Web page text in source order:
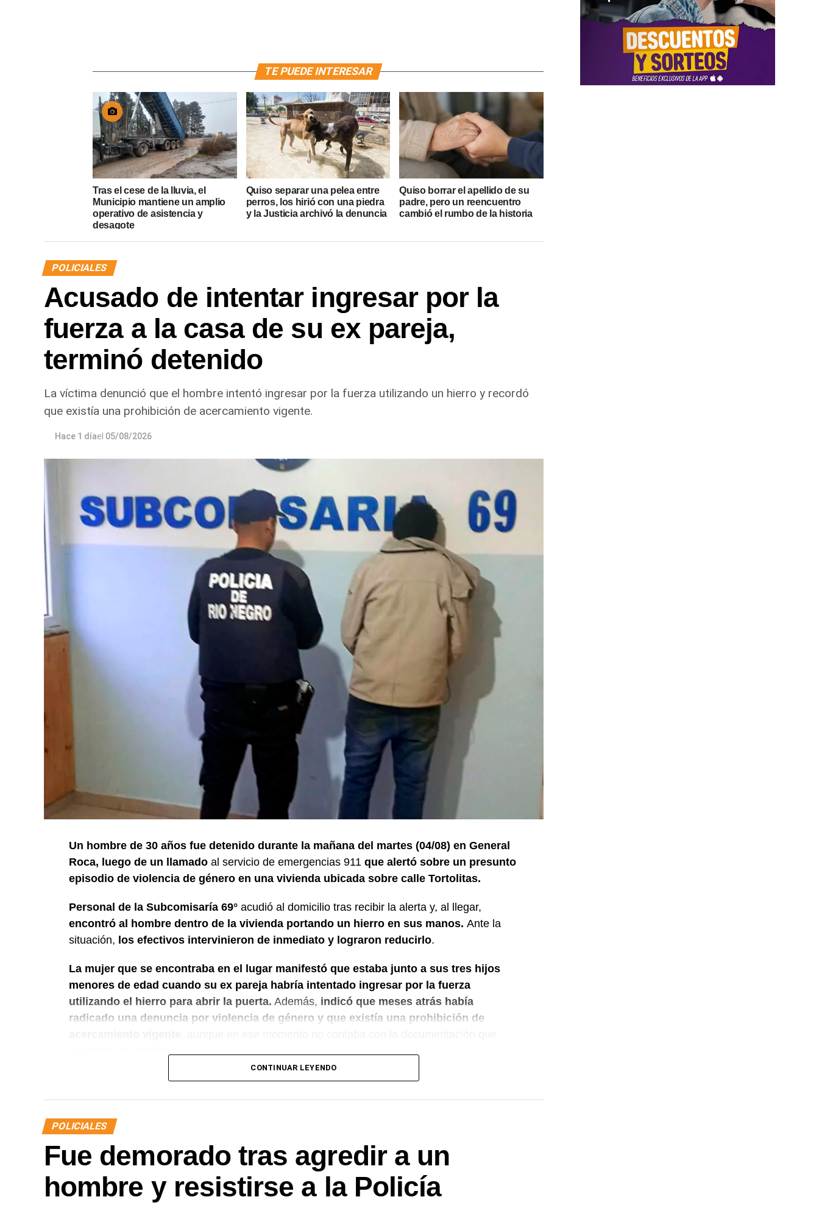
TE PUEDE INTERESAR
Tras el cese de la lluvia, el
Municipio mantiene un amplio
operativo de asistencia y
desagote
Quiso separar una pelea entre
perros, los hirió con una piedra
y la Justicia archivó la denuncia
Quiso borrar el apellido de su
padre, pero un reencuentro
cambió el rumbo de la historia
POLICIALES
Acusado de intentar ingresar por la
fuerza a la casa de su ex pareja,
terminó detenido
La víctima denunció que el hombre intentó ingresar por la fuerza utilizando un hierro y recordó
que existía una prohibición de acercamiento vigente.
Hace 1 díael 05/08/2026
Un hombre de 30 años fue detenido durante la mañana del martes (04/08) en General
Roca, luego de un llamado al servicio de emergencias 911 que alertó sobre un presunto
episodio de violencia de género en una vivienda ubicada sobre calle Tortolitas.
Personal de la Subcomisaría 69° acudió al domicilio tras recibir la alerta y, al llegar,
encontró al hombre dentro de la vivienda portando un hierro en sus manos. Ante la
situación, los efectivos intervinieron de inmediato y lograron reducirlo.
La mujer que se encontraba en el lugar manifestó que estaba junto a sus tres hijos
menores de edad cuando su ex pareja habría intentado ingresar por la fuerza
utilizando el hierro para abrir la puerta. Además, indicó que meses atrás había
radicado una denuncia por violencia de género y que existía una prohibición de
Luego de controlar la situación, el personal policial dio intervención al Gabinete de
delitos de daños y desobediencia judicial, mientras avanzan las actuaciones y la
verificación de la medida de restricción de acercamiento señalada por la víctima.
CONTINUAR LEYENDO
POLICIALES
Fue demorado tras agredir a un
hombre y resistirse a la Policía